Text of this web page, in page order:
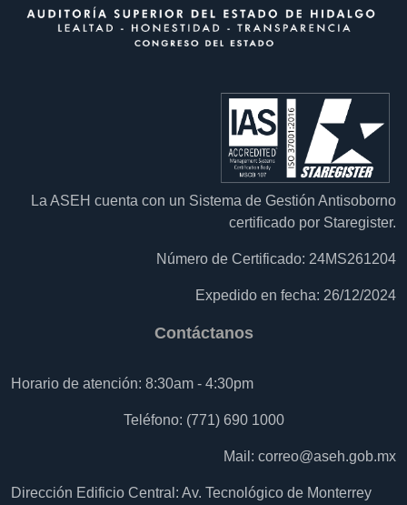
La ASEH cuenta con un Sistema de Gestión Antisoborno
certificado por Staregister.
Número de Certificado: 24MS261204
Expedido en fecha: 26/12/2024
Contáctanos
Horario de atención: 8:30am - 4:30pm
Teléfono: (771) 690 1000
Mail: correo@aseh.gob.mx
Dirección Edificio Central: Av. Tecnológico de Monterrey